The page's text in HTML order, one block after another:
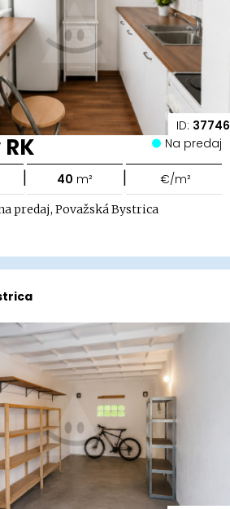
ID: 37746
Na predaj
| 40 m² | €/m²
predaj, Považská Bystrica